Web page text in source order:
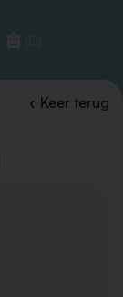
(0)
Keer terug